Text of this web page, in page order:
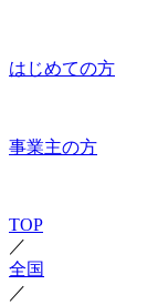
はじめての方
事業主の方
TOP
／
全国
／